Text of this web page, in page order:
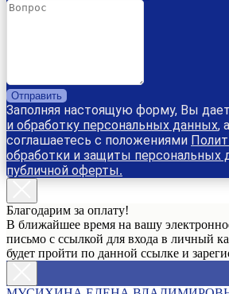
Отправить
Заполняя настоящую форму, Вы
и обработку персональных данных,
соглашаетесь с положениями
обработки и защиты персональных
публичной оферты.
Благодарим за оплату!
В ближайшее время на вашу
письмо с ссылкой для входа в личный
будет пройти по данной ссылке и